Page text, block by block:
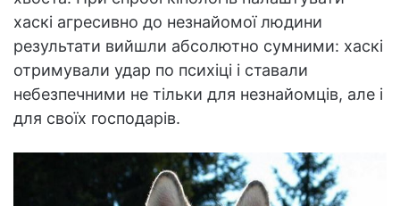
хаскі агресивно до незнайомої людини
результати вийшли абсолютно сумними: хаскі
отримували удар по психіці і ставали
небезпечними не тільки для незнайомців, але і
для своїх господарів.